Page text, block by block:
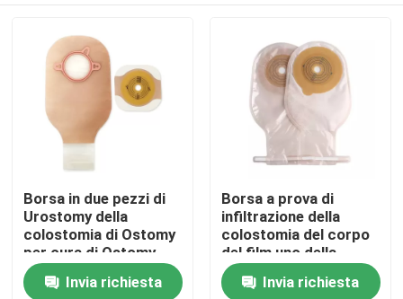
Casa.
Prodotti
Borsa in due pezzi di
Urostomy della
colostomia di Ostomy
per cura di Ostomy
Invia richiesta
Borsa a prova di
infiltrazione della
colostomia del corpo
del film uno della
borsa eliminabile di un
pezzo di Ostomy
Invia richiesta